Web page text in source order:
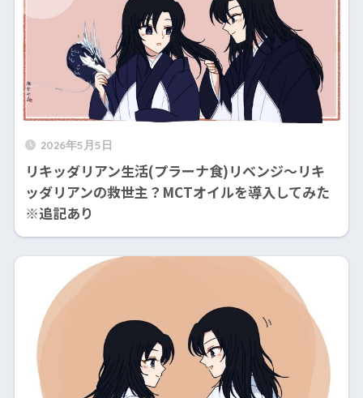
2026年5月5日
リキッダリアン生活(プラーナ食)リベンジ～リキ
ッダリアンの救世主？MCTオイルを導入してみた
※追記あり